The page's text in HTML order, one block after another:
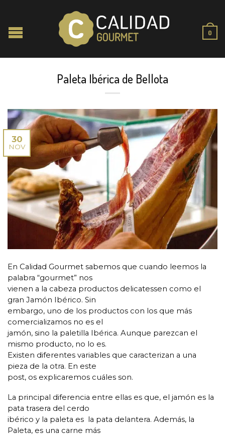
0
Paleta Ibérica de Bellota
30
NOV
En Calidad Gourmet sabemos que cuando leemos la
palabra “gourmet” nos
vienen a la cabeza productos delicatessen como el
gran Jamón Ibérico. Sin
embargo, uno de los productos con los que más
comercializamos no es el
jamón, sino la paletilla Ibérica. Aunque parezcan el
mismo producto, no lo es.
Existen diferentes variables que caracterizan a una
pieza de la otra. En este
post, os explicaremos cuáles son.
La principal diferencia entre ellas es que, el jamón es la
pata trasera del cerdo
ibérico y la paleta es la pata delantera. Además, la
Paleta, es una carne más